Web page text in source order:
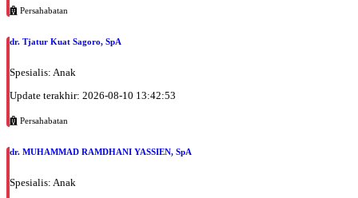
Persahabatan
dr. Tjatur Kuat Sagoro, SpA
Spesialis: Anak
Update terakhir: 2026-08-10 13:42:53
Persahabatan
dr. MUHAMMAD RAMDHANI YASSIEN, SpA
Spesialis: Anak